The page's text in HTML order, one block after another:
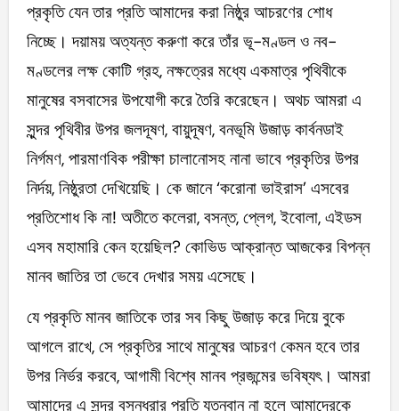
প্রকৃতি যেন তার প্রতি আমাদের করা নিষ্ঠুর আচরণের শোধ
নিচ্ছে। দয়াময় অত্যন্ত করুণা করে তাঁর ভূ-মণ্ডল ও নব-
মণ্ডলের লক্ষ কোটি গ্রহ, নক্ষত্রের মধ্যে একমাত্র পৃথিবীকে
মানুষের বসবাসের উপযোগী করে তৈরি করেছেন। অথচ আমরা এ
সুন্দর পৃথিবীর উপর জলদূষণ, বায়ুদূষণ, বনভূমি উজাড় কার্বনডাই
নির্গমণ, পারমাণবিক পরীক্ষা চালানোসহ নানা ভাবে প্রকৃতির উপর
নির্দয়, নিষ্ঠুরতা দেখিয়েছি। কে জানে ‘করোনা ভাইরাস’ এসবের
প্রতিশোধ কি না! অতীতে কলেরা, বসন্ত, প্লেগ, ইবোলা, এইডস
এসব মহামারি কেন হয়েছিল? কোভিড আক্রান্ত আজকের বিপন্ন
মানব জাতির তা ভেবে দেখার সময় এসেছে।
যে প্রকৃতি মানব জাতিকে তার সব কিছু উজাড় করে দিয়ে বুকে
আগলে রাখে, সে প্রকৃতির সাথে মানুষের আচরণ কেমন হবে তার
উপর নির্ভর করবে, আগামী বিশ্বে মানব প্রজন্মের ভবিষ্যৎ। আমরা
আমাদের এ সুন্দর বসুন্ধরার প্রতি যত্নবান না হলে আমাদেরকে